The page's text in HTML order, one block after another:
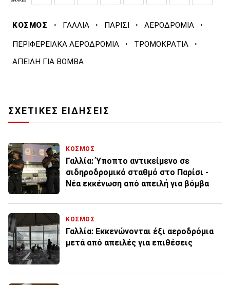
ΚΟΣΜΟΣ · ΓΑΛΛΙΑ · ΠΑΡΙΣΙ · ΑΕΡΟΔΡΟΜΙΑ ·
ΠΕΡΙΦΕΡΕΙΑΚΑ ΑΕΡΟΔΡΟΜΙΑ · ΤΡΟΜΟΚΡΑΤΙΑ ·
ΑΠΕΙΛΗ ΓΙΑ ΒΟΜΒΑ
ΣΧΕΤΙΚΕΣ ΕΙΔΗΣΕΙΣ
ΚΟΣΜΟΣ
Γαλλία: Ύποπτο αντικείμενο σε
σιδηροδρομικό σταθμό στο Παρίσι -
Νέα εκκένωση από απειλή για βόμβα
ΚΟΣΜΟΣ
Γαλλία: Εκκενώνονται έξι αεροδρόμια
μετά από απειλές για επιθέσεις